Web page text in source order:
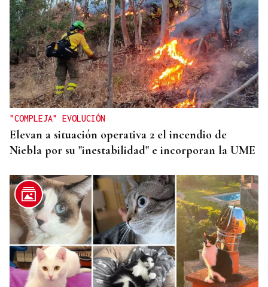
"COMPLEJA" EVOLUCIÓN
Elevan a situación operativa 2 el incendio de
Niebla por su "inestabilidad" e incorporan la UME